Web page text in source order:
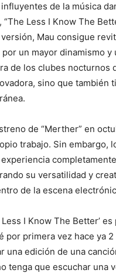
de la música
Less I Know The
Mau consigue
un mayor dinamismo
de los clubes nocturnos
sino que
de “Merther” en
trabajo. Sin embargo,
su versatilidad y
de la escena
Less I Know The Better’
por primera vez hace ya
una edición de una
tenga que escuchar una